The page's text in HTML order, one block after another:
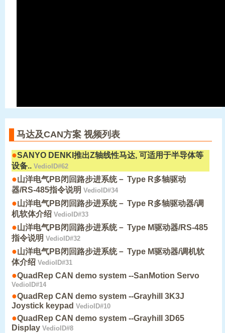
马达及CAN方案 视频列表
●SANYO DENKI推出Z轴线性马达, 可适用于半导体等
设备.. VedioID#62
●山洋电气PB闭回路步进系统－ Type R多轴驱动
器/RS-485指令说明 VedioID#34
●山洋电气PB闭回路步进系统－ Type R多轴驱动器/调
机软体介绍 VedioID#33
●山洋电气PB闭回路步进系统－ Type M驱动器/RS-485
指令说明 VedioID#32
●山洋电气PB闭回路步进系统－ Type M驱动器/调机软
体介绍 VedioID#31
●QuadRep CAN demo system --SanMotion Servo
VedioID#14
●QuadRep CAN demo system --Grayhill 3K3J
Joystick keypad VedioID#10
●QuadRep CAN demo system --Grayhill 3D65
Display VedioID#8